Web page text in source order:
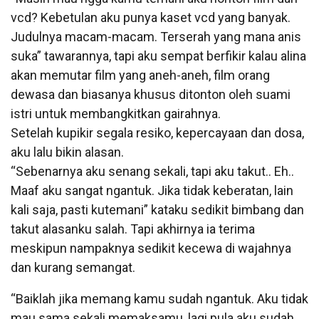
vcd? Kebetulan aku punya kaset vcd yang banyak.
Judulnya macam-macam. Terserah yang mana anis
suka” tawarannya, tapi aku sempat berfikir kalau alina
akan memutar film yang aneh-aneh, film orang
dewasa dan biasanya khusus ditonton oleh suami
istri untuk membangkitkan gairahnya.
Setelah kupikir segala resiko, kepercayaan dan dosa,
aku lalu bikin alasan.
“Sebenarnya aku senang sekali, tapi aku takut.. Eh..
Maaf aku sangat ngantuk. Jika tidak keberatan, lain
kali saja, pasti kutemani” kataku sedikit bimbang dan
takut alasanku salah. Tapi akhirnya ia terima
meskipun nampaknya sedikit kecewa di wajahnya
dan kurang semangat.
“Baiklah jika memang kamu sudah ngantuk. Aku tidak